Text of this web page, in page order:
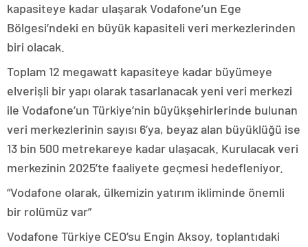
kapasiteye kadar ulaşarak Vodafone’un Ege
Bölgesi’ndeki en büyük kapasiteli veri merkezlerinden
biri olacak.
Toplam 12 megawatt kapasiteye kadar büyümeye
elverişli bir yapı olarak tasarlanacak yeni veri merkezi
ile Vodafone’un Türkiye’nin büyükşehirlerinde bulunan
veri merkezlerinin sayısı 6’ya, beyaz alan büyüklüğü ise
13 bin 500 metrekareye kadar ulaşacak. Kurulacak veri
merkezinin 2025’te faaliyete geçmesi hedefleniyor.
“Vodafone olarak, ülkemizin yatırım ikliminde önemli
bir rolümüz var”
Vodafone Türkiye CEO’su Engin Aksoy, toplantıdaki